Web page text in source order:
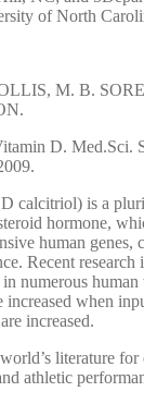
of North
M. B.
D. Med.Sci.
calcitriol) is a
hormone,
human genes,
Recent research
numerous human
increased when
increased.
literature for
athletic